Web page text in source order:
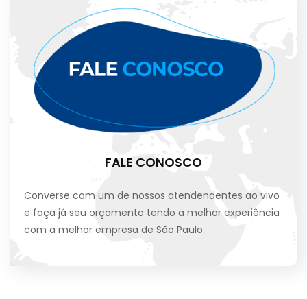
FALE CONOSCO
Converse com um de nossos atendendentes ao vivo
e faça já seu orçamento tendo a melhor experiência
com a melhor empresa de São Paulo.